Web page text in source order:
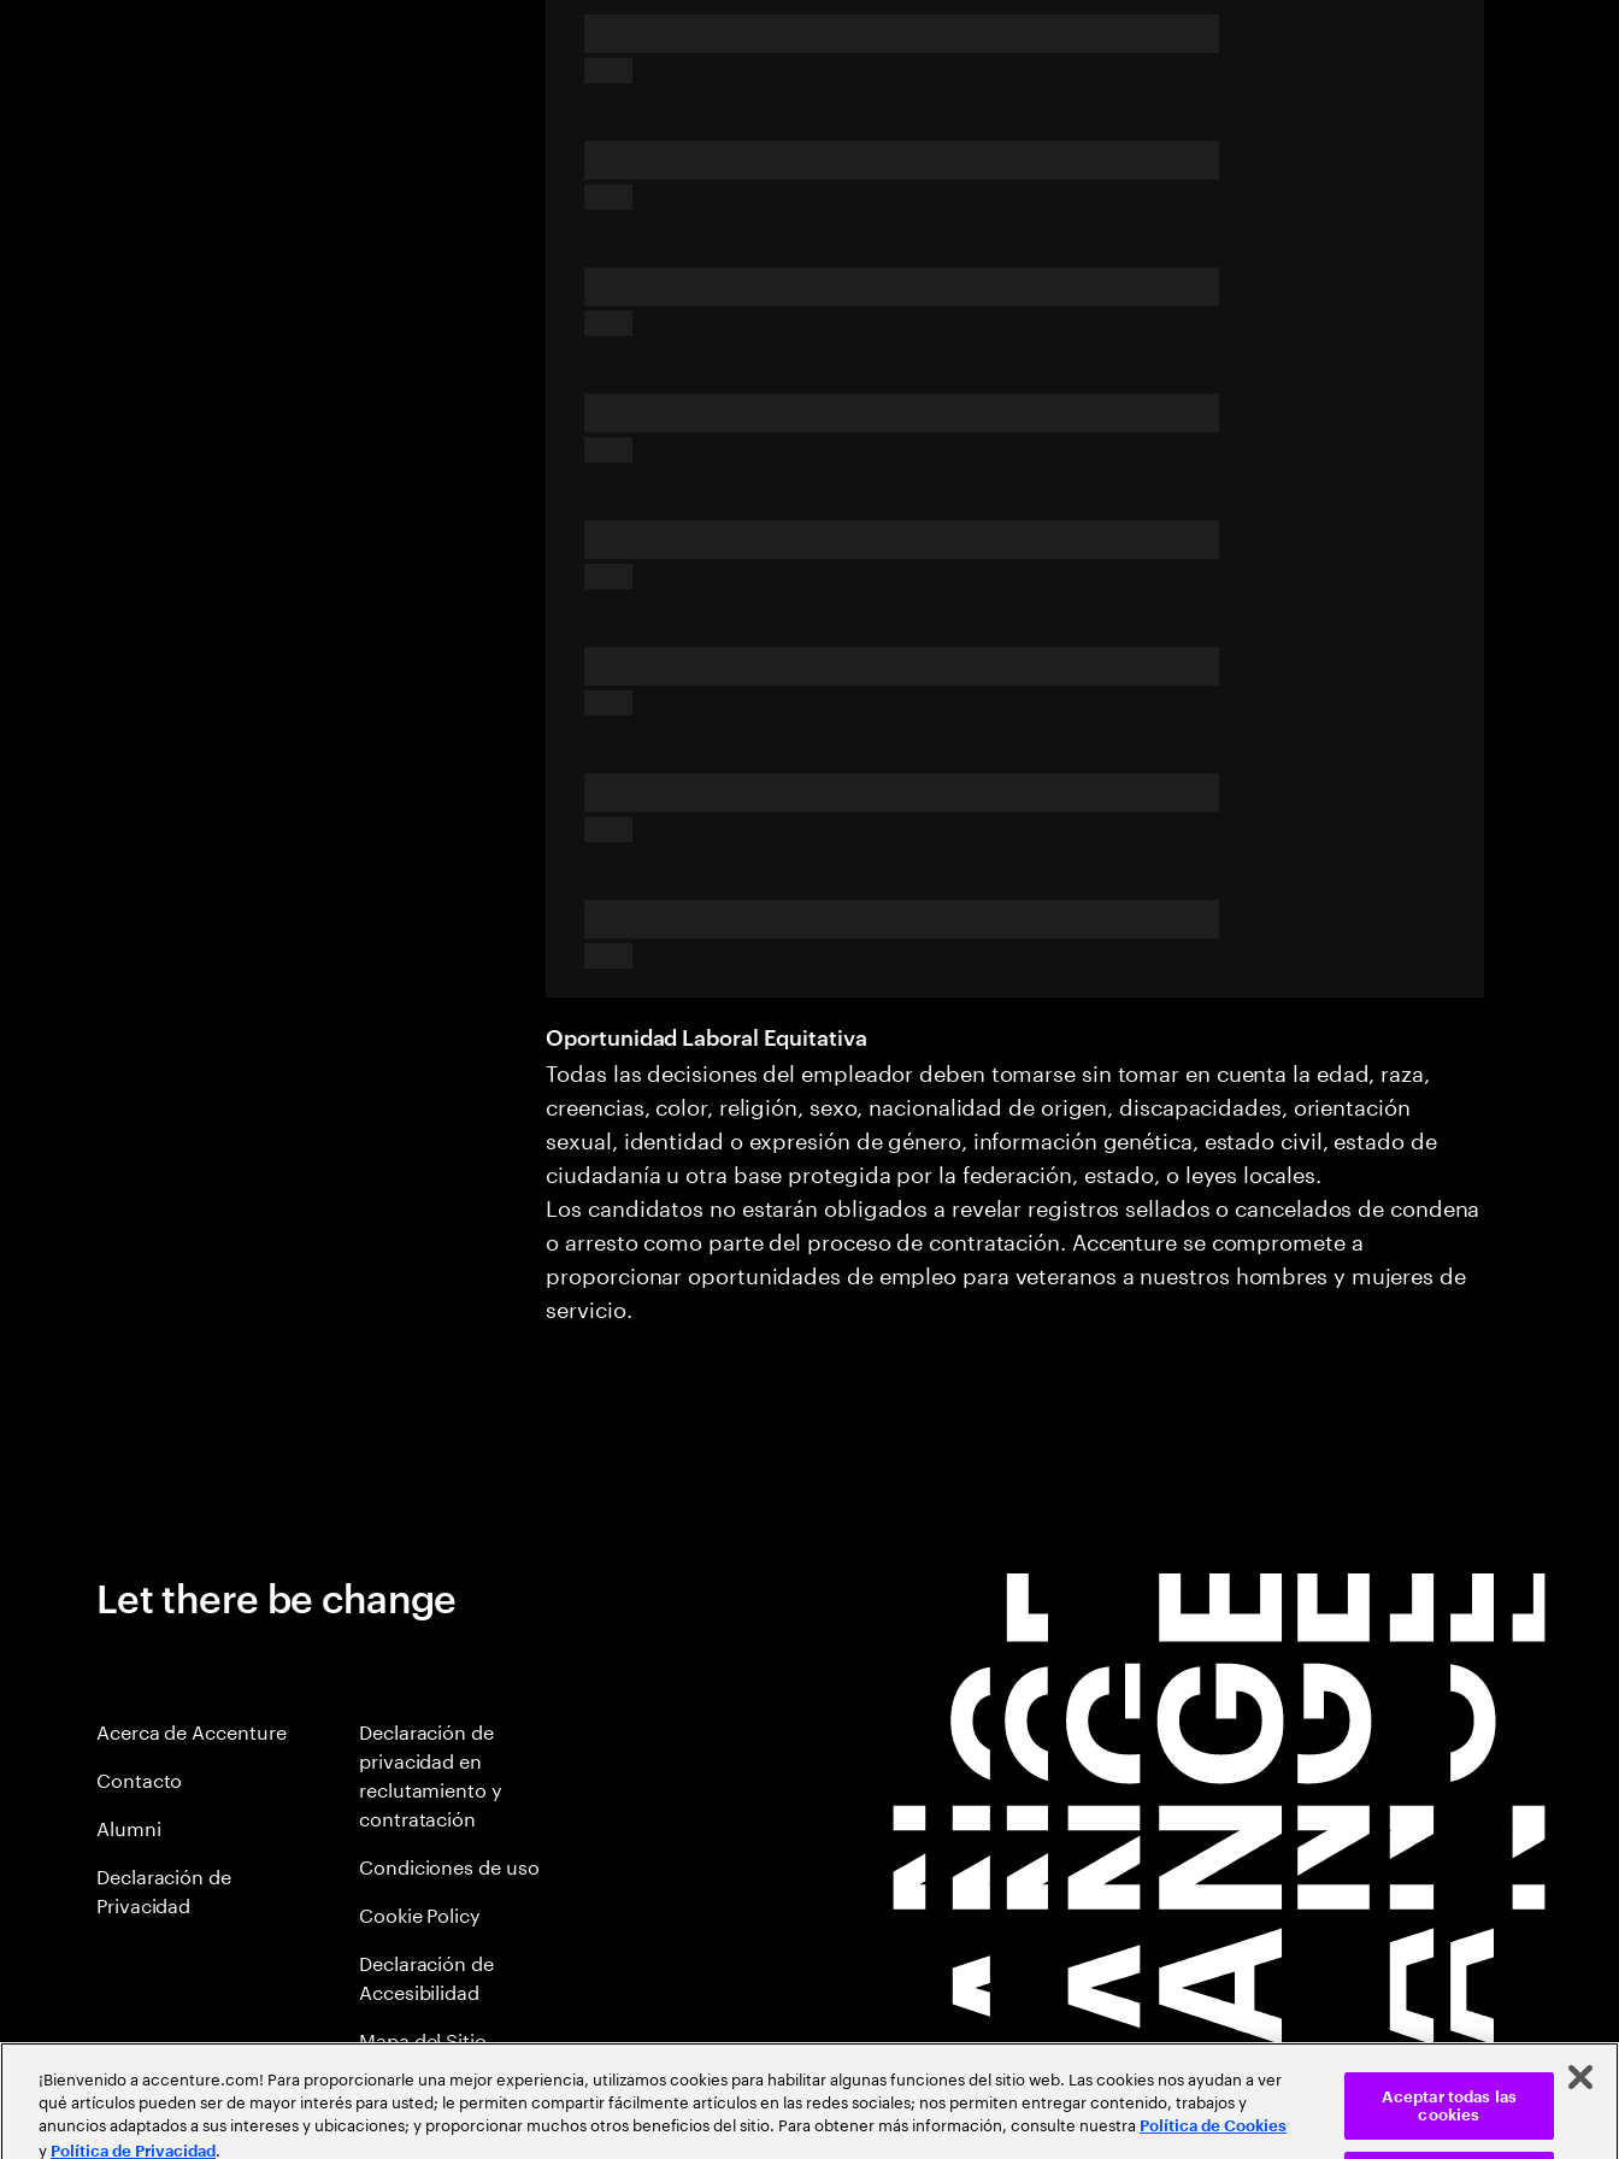
Oportunidad Laboral Equitativa
Todas las decisiones del empleador deben tomarse sin tomar en cuenta la edad, raza,
creencias, color, religión, sexo, nacionalidad de origen, discapacidades, orientación
sexual, identidad o expresión de género, información genética, estado civil, estado de
ciudadanía u otra base protegida por la federación, estado, o leyes locales.
Los candidatos no estarán obligados a revelar registros sellados o cancelados de condena
o arresto como parte del proceso de contratación. Accenture se compromete a
proporcionar oportunidades de empleo para veteranos a nuestros hombres y mujeres de
servicio.
Let there be change
Acerca de Accenture
Contacto
Alumni
Declaración de
Privacidad
Declaración de
privacidad en
reclutamiento y
contratación
Condiciones de uso
Cookie Policy
Declaración de
Accesibilidad
Mapa del Sitio
Política Anticorrupción
Política de meritocracia
¡Bienvenido a accenture.com! Para proporcionarle una mejor experiencia, utilizamos cookies para habilitar algunas funciones del sitio web. Las cookies nos ayudan a ver
qué artículos pueden ser de mayor interés para usted; le permiten compartir fácilmente artículos en las redes sociales; nos permiten entregar contenido, trabajos y
anuncios adaptados a sus intereses y ubicaciones; y proporcionar muchos otros beneficios del sitio. Para obtener más información, consulte nuestra Política de Cookies
y Política de Privacidad .
Aceptar todas las
cookies